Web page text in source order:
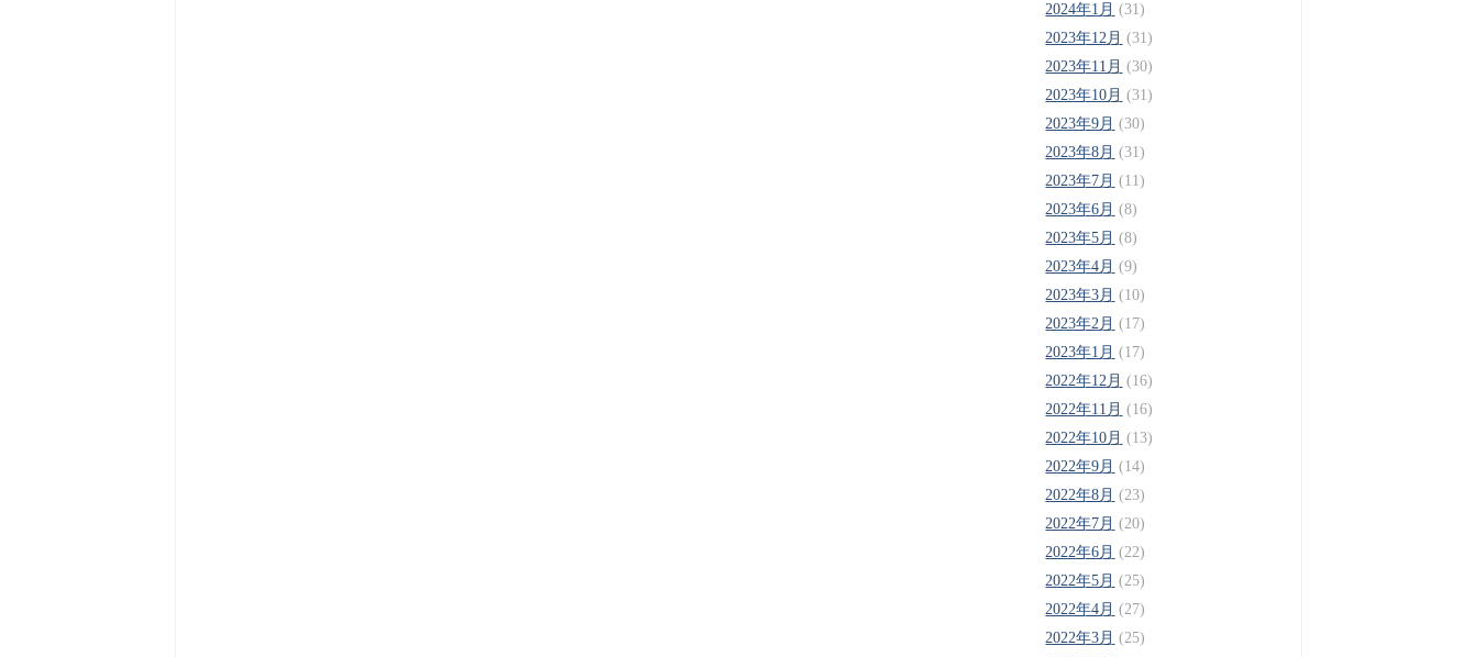
2024年1月 (31)
2023年12月 (31)
2023年11月 (30)
2023年10月 (31)
2023年9月 (30)
2023年8月 (31)
2023年7月 (11)
2023年6月 (8)
2023年5月 (8)
2023年4月 (9)
2023年3月 (10)
2023年2月 (17)
2023年1月 (17)
2022年12月 (16)
2022年11月 (16)
2022年10月 (13)
2022年9月 (14)
2022年8月 (23)
2022年7月 (20)
2022年6月 (22)
2022年5月 (25)
2022年4月 (27)
2022年3月 (25)